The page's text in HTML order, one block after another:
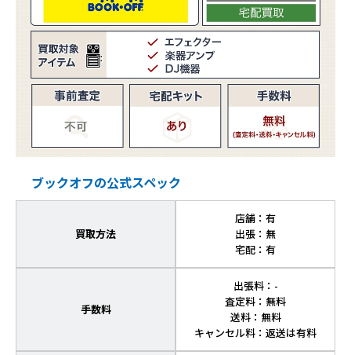
ブックオフの公式スペック
買取方法
店舗：有
出張：無
宅配：有
手数料
出張料：-
査定料：無料
送料：無料
キャンセル料：返送は有料